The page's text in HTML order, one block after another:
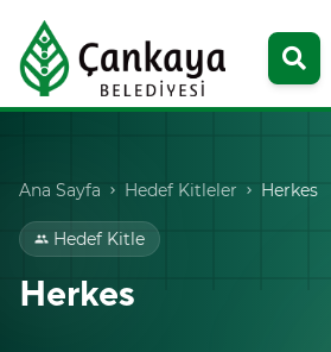
Ana Sayfa chevron_right Hedef Kitleler chevron_right Herkes
group Hedef Kitle
Herkes